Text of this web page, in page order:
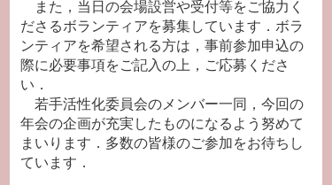
また，当日の会場設営や受付等をご協力く
ださるボランティアを募集しています．ボラ
ンティアを希望される方は，事前参加申込の
際に必要事項をご記入の上，ご応募くださ
い．
若手活性化委員会のメンバー一同，今回の
年会の企画が充実したものになるよう努めて
まいります．多数の皆様のご参加をお待ちし
ています．